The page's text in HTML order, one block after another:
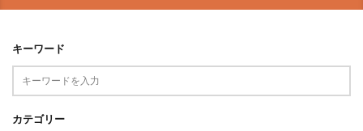
キーワード
カテゴリー